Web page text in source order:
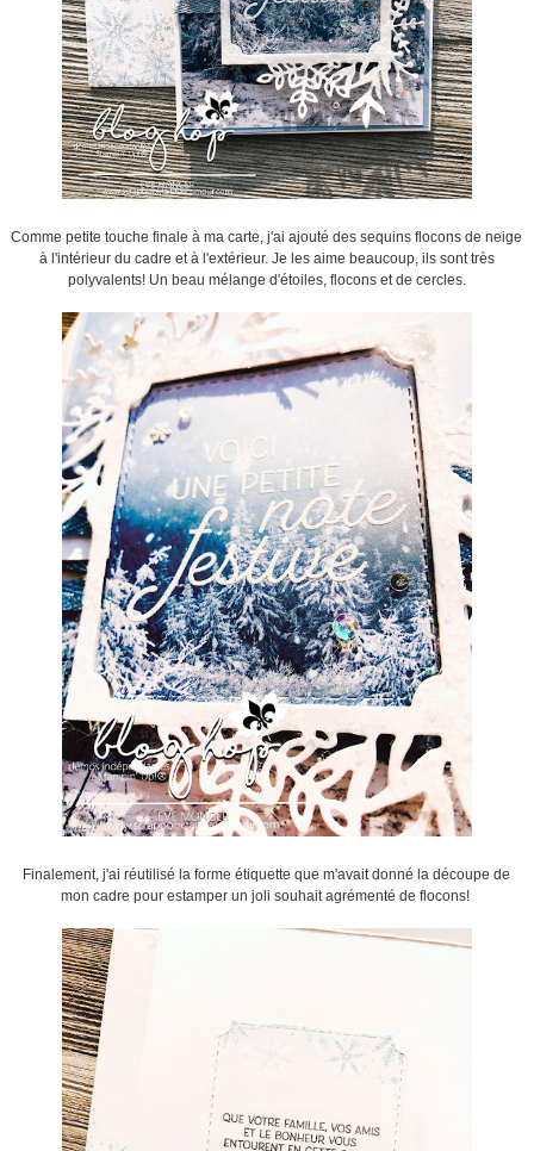
Comme petite touche finale à ma carte, j'ai ajouté des sequins flocons de neige
à l'intérieur du cadre et à l'extérieur. Je les aime beaucoup, ils sont très
polyvalents! Un beau mélange d'étoiles, flocons et de cercles.
Finalement, j'ai réutilisé la forme étiquette que m'avait donné la découpe de
mon cadre pour estamper un joli souhait agrémenté de flocons!